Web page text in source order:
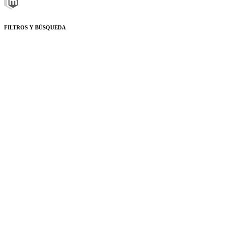
FILTROS Y BÚSQUEDA